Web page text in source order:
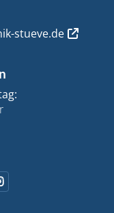
stueve.de